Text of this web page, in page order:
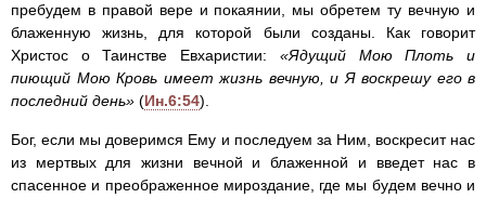
пребудем в правой вере и покаянии, мы обретем ту вечную и
блаженную жизнь, для которой были созданы. Как говорит
Христос о Таинстве Евхаристии: «Ядущий Мою Плоть и
пиющий Мою Кровь имеет жизнь вечную, и Я воскрешу его в
последний день» (Ин.6:54).
Бог, если мы доверимся Ему и последуем за Ним, воскресит нас
из мертвых для жизни вечной и блаженной и введет нас в
спасенное и преображенное мироздание, где мы будем вечно и